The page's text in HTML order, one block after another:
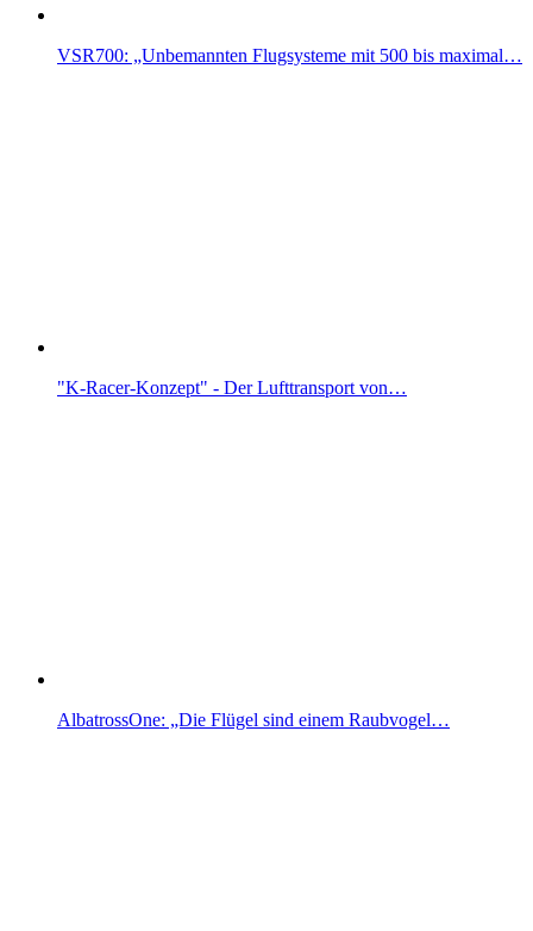
VSR700: „Unbemannten Flugsysteme mit 500 bis maximal…
"K-Racer-Konzept" - Der Lufttransport von…
AlbatrossOne: „Die Flügel sind einem Raubvogel…